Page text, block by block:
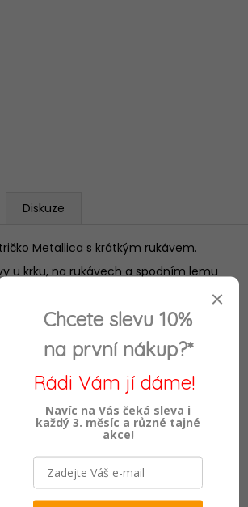
Diskuze
Metallica s krátkým rukávem.
u krku, na rukávech a spodním lemu
hmotnost 170g/m2
Šířka / Výška od ramene v cm
L XL XXL 3XL
62 44/62 46/64 48/66 50/68
Chcete slevu 10%
na první nákup?*
Rádi Vám jí dáme!
Navíc na Vás čeká sleva i
každý 3. měsíc a různé tajné
akce!